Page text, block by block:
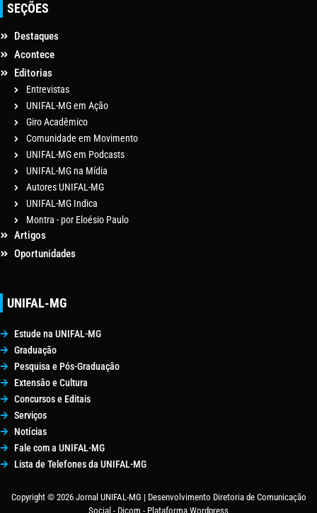
SEÇÕES
Destaques
Acontece
Editorias
Entrevistas
UNIFAL-MG em Ação
Giro Acadêmico
Comunidade em Movimento
UNIFAL-MG em Podcasts
UNIFAL-MG na Mídia
Autores UNIFAL-MG
UNIFAL-MG Indica
Montra - por Eloésio Paulo
Artigos
Oportunidades
UNIFAL-MG
Estude na UNIFAL-MG
Graduação
Pesquisa e Pós-Graduação
Extensão e Cultura
Concursos e Editais
Serviços
Notícias
Fale com a UNIFAL-MG
Lista de Telefones da UNIFAL-MG
Copyright © 2026 Jornal UNIFAL-MG | Desenvolvimento Diretoria de Comunicação
Social - Dicom - Plataforma Wordpress